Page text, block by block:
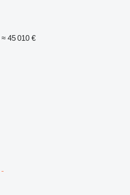
≈ 45 010 €